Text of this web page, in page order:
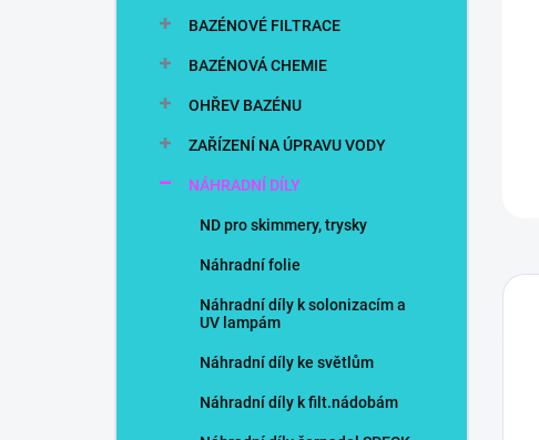
BAZÉNOVÉ FILTRACE
BAZÉNOVÁ CHEMIE
OHŘEV BAZÉNU
ZAŘÍZENÍ NA ÚPRAVU VODY
NÁHRADNÍ DÍLY
ND pro skimmery, trysky
Náhradní folie
Náhradní díly k solonizacím a
UV lampám
Náhradní díly ke světlům
Náhradní díly k filt.nádobám